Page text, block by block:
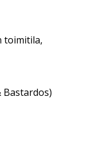
toimitila,
Bastardos)